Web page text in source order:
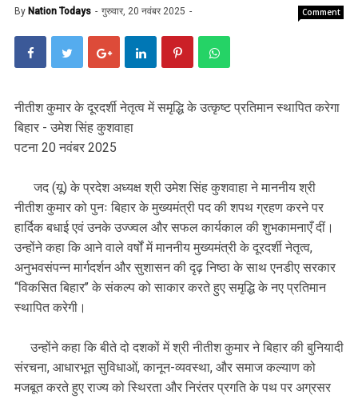
By Nation Todays गुरुवार, 20 नवंबर 2025 Comment
नीतीश कुमार के दूरदर्शी नेतृत्व में समृद्धि के उत्कृष्ट प्रतिमान स्थापित करेगा
बिहार - उमेश सिंह कुशवाहा
पटना 20 नवंबर 2025
जद (यू) के प्रदेश अध्यक्ष श्री उमेश सिंह कुशवाहा ने माननीय श्री
नीतीश कुमार को पुनः बिहार के मुख्यमंत्री पद की शपथ ग्रहण करने पर
हार्दिक बधाई एवं उनके उज्ज्वल और सफल कार्यकाल की शुभकामनाएँ दीं।
उन्होंने कहा कि आने वाले वर्षों में माननीय मुख्यमंत्री के दूरदर्शी नेतृत्व,
अनुभवसंपन्न मार्गदर्शन और सुशासन की दृढ़ निष्ठा के साथ एनडीए सरकार
‘‘विकसित बिहार’’ के संकल्प को साकार करते हुए समृद्धि के नए प्रतिमान
स्थापित करेगी।
उन्होंने कहा कि बीते दो दशकों में श्री नीतीश कुमार ने बिहार की बुनियादी
संरचना, आधारभूत सुविधाओं, कानून-व्यवस्था, और समाज कल्याण को
मजबूत करते हुए राज्य को स्थिरता और निरंतर प्रगति के पथ पर अग्रसर